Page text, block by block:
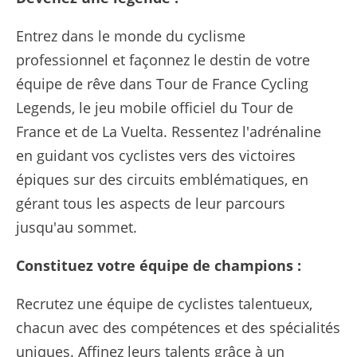
Entrez dans le monde du cyclisme
professionnel et façonnez le destin de votre
équipe de rêve dans Tour de France Cycling
Legends, le jeu mobile officiel du Tour de
France et de La Vuelta. Ressentez l'adrénaline
en guidant vos cyclistes vers des victoires
épiques sur des circuits emblématiques, en
gérant tous les aspects de leur parcours
jusqu'au sommet.
Constituez votre équipe de champions :
Recrutez une équipe de cyclistes talentueux,
chacun avec des compétences et des spécialités
uniques. Affinez leurs talents grâce à un